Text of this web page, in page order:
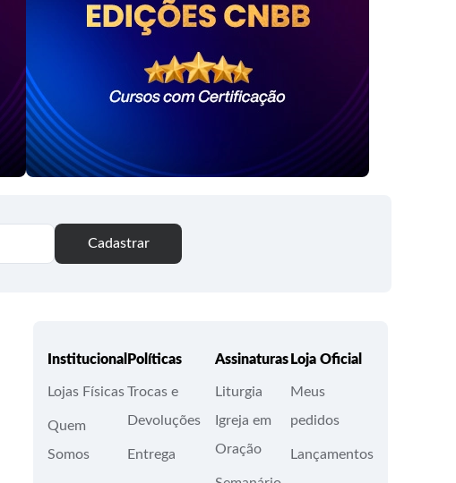
Cadastrar
Institucional
Lojas Físicas
Quem
Somos
Políticas
Trocas e
Devoluções
Entrega
Assinaturas
Liturgia
Igreja em
Oração
Loja Oficial
Meus
pedidos
Lançamentos